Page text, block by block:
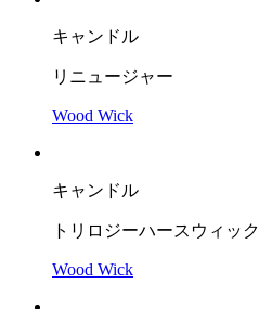
キャンドル
リニュージャー
Wood Wick
キャンドル
トリロジーハースウィック
Wood Wick